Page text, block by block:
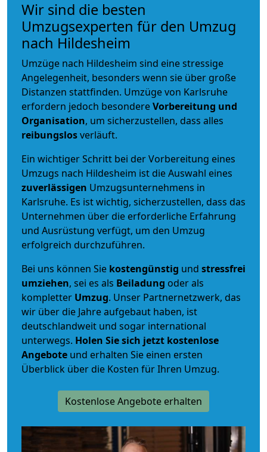
Wir sind die besten
Umzugsexperten für den Umzug
nach Hildesheim
Umzüge nach Hildesheim sind eine stressige
Angelegenheit, besonders wenn sie über große
Distanzen stattfinden. Umzüge von Karlsruhe
erfordern jedoch besondereVorbereitung und
Organisation, um sicherzustellen, dass alles
reibungslosverläuft.
Ein wichtiger Schritt bei der Vorbereitung eines
Umzugs nach Hildesheim ist die Auswahl eines
zuverlässigen Umzugsunternehmens in
Karlsruhe. Es ist wichtig, sicherzustellen, dass das
Unternehmen über die erforderliche Erfahrung
und Ausrüstung verfügt, um den Umzug
erfolgreich durchzuführen.
Bei uns können Sie kostengünstig und stressfrei
umziehen, sei es als Beiladung oder als
kompletter Umzug. Unser Partnernetzwerk, das
wir über die Jahre aufgebaut haben, ist
deutschlandweit und sogar international
unterwegs. Holen Sie sich jetzt kostenlose
Angebote und erhalten Sie einen ersten
Überblick über die Kosten für Ihren Umzug.
Kostenlose Angebote erhalten